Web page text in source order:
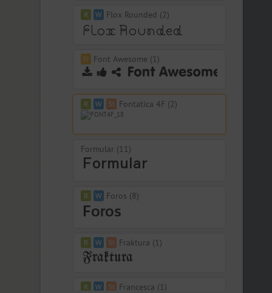
Flox Rounded (2)
Font Awesome (1)
Fontatica 4F (2)
Formular (11)
Foros (8)
Fraktura (1)
Francesca (1)